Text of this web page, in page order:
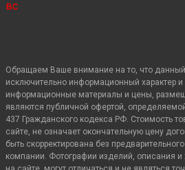
вс
Обращаем Ваше внимание на то, что данный
исключительно информационный характер и
информационные материалы и цены,
являются публичной офертой,
437 Гражданского кодекса РФ. Стоимость
сайте, не означает окончательную цену
быть скорректирована без
компании. Фотографии изделий, описания и